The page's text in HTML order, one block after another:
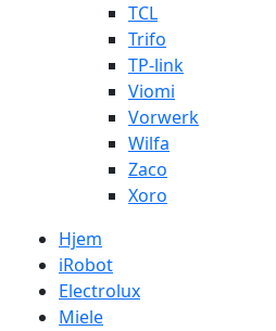
TCL
Trifo
TP-link
Viomi
Vorwerk
Wilfa
Zaco
Xoro
Hjem
iRobot
Electrolux
Miele